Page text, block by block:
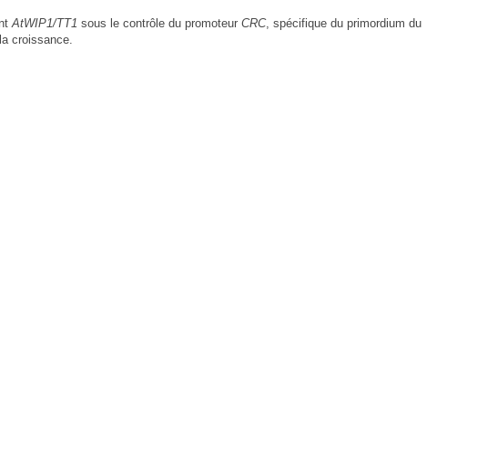
AtWIP1/TT1 sous le contrôle du promoteur CRC, spécifique du primordium du
croissance.